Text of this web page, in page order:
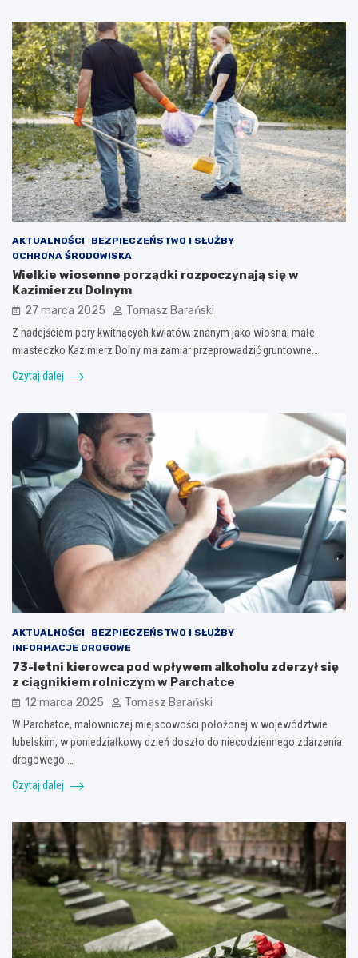
AKTUALNOŚCI
BEZPIECZEŃSTWO I SŁUŻBY
OCHRONA ŚRODOWISKA
Wielkie wiosenne porządki rozpoczynają się w
Kazimierzu Dolnym
27 marca 2025 Tomasz Barański
Z nadejściem pory kwitnących kwiatów, znanym jako wiosna, małe
miasteczko Kazimierz Dolny ma zamiar przeprowadzić gruntowne…
Czytaj dalej
AKTUALNOŚCI
BEZPIECZEŃSTWO I SŁUŻBY
INFORMACJE DROGOWE
73-letni kierowca pod wpływem alkoholu zderzył się
z ciągnikiem rolniczym w Parchatce
12 marca 2025 Tomasz Barański
W Parchatce, malowniczej miejscowości położonej w województwie
lubelskim, w poniedziałkowy dzień doszło do niecodziennego zdarzenia
drogowego.…
Czytaj dalej